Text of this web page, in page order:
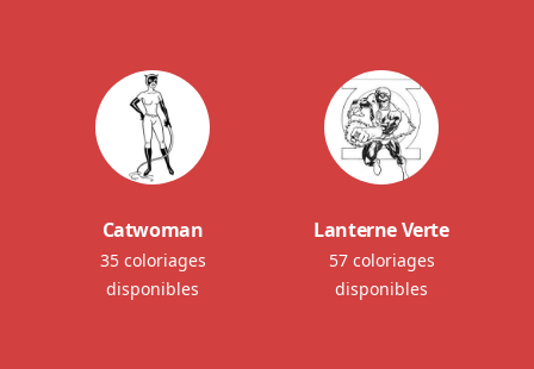
Catwoman
35 coloriages
disponibles
Lanterne Verte
57 coloriages
disponibles